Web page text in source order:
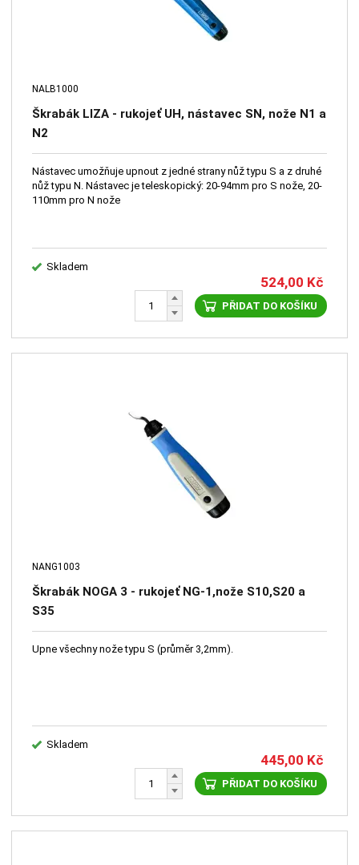
NALB1000
Škrabák LIZA - rukojeť UH, nástavec SN, nože N1 a
N2
Nástavec umožňuje upnout z jedné strany nůž typu S a z druhé
nůž typu N. Nástavec je teleskopický: 20-94mm pro S nože, 20-
110mm pro N nože
Skladem
524,00 Kč
PŘIDAT DO KOŠÍKU
NANG1003
Škrabák NOGA 3 - rukojeť NG-1,nože S10,S20 a
S35
Upne všechny nože typu S (průměr 3,2mm).
Skladem
445,00 Kč
PŘIDAT DO KOŠÍKU